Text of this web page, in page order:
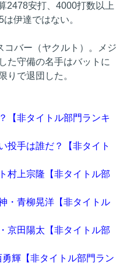
2478安打、4000打数以上
伊達ではない。
コバー（ヤクルト）。メジ
た守備の名手はバットに
りで退団した。
【非タイトル部門ランキ
投手は誰だ？【非タイト
村上宗隆【非タイトル部
・青柳晃洋【非タイトル
京田陽太【非タイトル部
輝【非タイトル部門ラン